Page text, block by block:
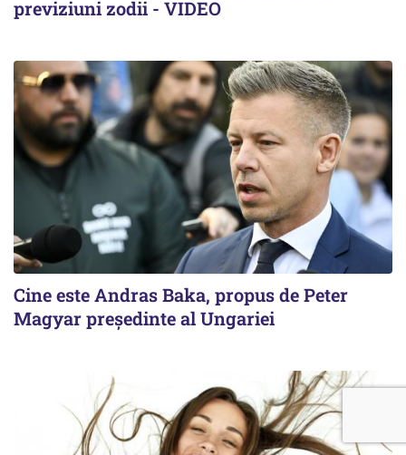
previziuni zodii - VIDEO
Cine este Andras Baka, propus de Peter
Magyar președinte al Ungariei